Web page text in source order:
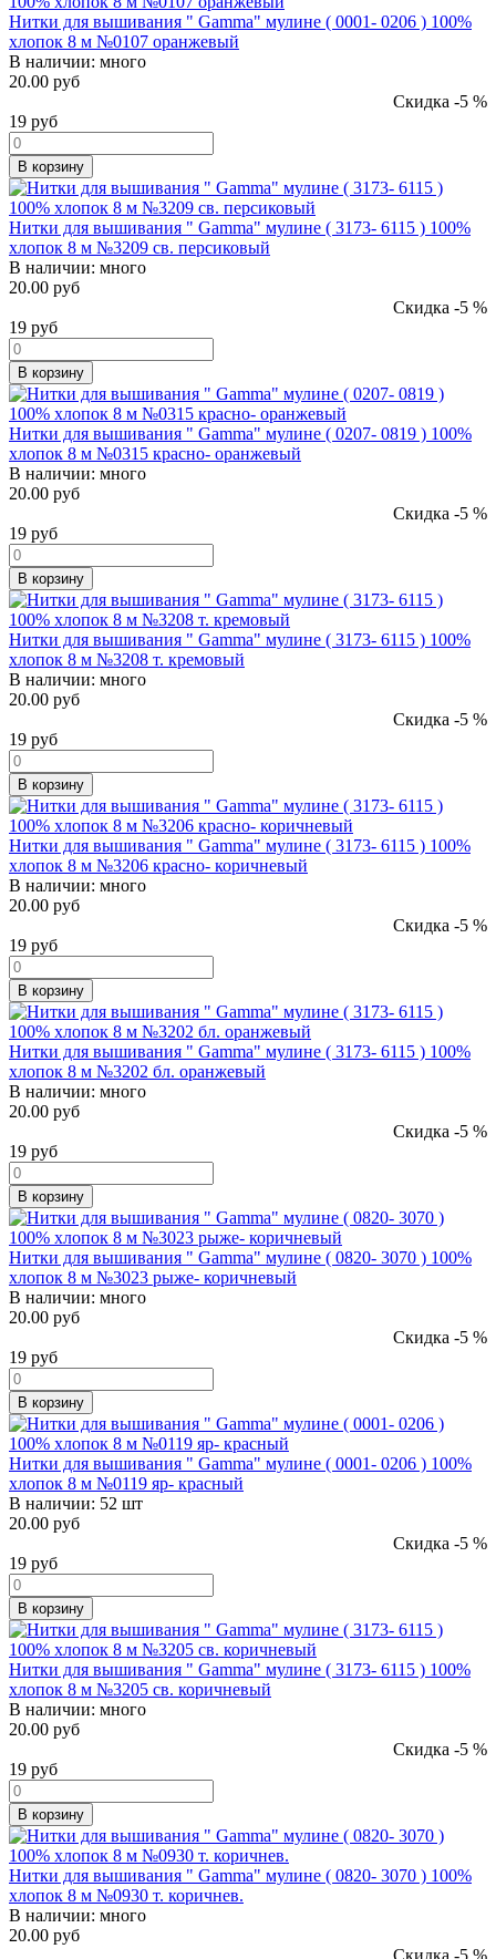
Нитки для вышивания " Gamma" мулине ( 0001- 0206 ) 100%
хлопок 8 м №0107 оранжевый
В наличии: много
20.00 руб
Скидка -5 %
19 руб
В корзину
Нитки для вышивания " Gamma" мулине ( 3173- 6115 ) 100%
хлопок 8 м №3209 св. персиковый
В наличии: много
20.00 руб
Скидка -5 %
19 руб
В корзину
Нитки для вышивания " Gamma" мулине ( 0207- 0819 ) 100%
хлопок 8 м №0315 красно- оранжевый
В наличии: много
20.00 руб
Скидка -5 %
19 руб
В корзину
Нитки для вышивания " Gamma" мулине ( 3173- 6115 ) 100%
хлопок 8 м №3208 т. кремовый
В наличии: много
20.00 руб
Скидка -5 %
19 руб
В корзину
Нитки для вышивания " Gamma" мулине ( 3173- 6115 ) 100%
хлопок 8 м №3206 красно- коричневый
В наличии: много
20.00 руб
Скидка -5 %
19 руб
В корзину
Нитки для вышивания " Gamma" мулине ( 3173- 6115 ) 100%
хлопок 8 м №3202 бл. оранжевый
В наличии: много
20.00 руб
Скидка -5 %
19 руб
В корзину
Нитки для вышивания " Gamma" мулине ( 0820- 3070 ) 100%
хлопок 8 м №3023 рыже- коричневый
В наличии: много
20.00 руб
Скидка -5 %
19 руб
В корзину
Нитки для вышивания " Gamma" мулине ( 0001- 0206 ) 100%
хлопок 8 м №0119 яр- красный
В наличии: 52 шт
20.00 руб
Скидка -5 %
19 руб
В корзину
Нитки для вышивания " Gamma" мулине ( 3173- 6115 ) 100%
хлопок 8 м №3205 св. коричневый
В наличии: много
20.00 руб
Скидка -5 %
19 руб
В корзину
Нитки для вышивания " Gamma" мулине ( 0820- 3070 ) 100%
хлопок 8 м №0930 т. коричнев.
В наличии: много
20.00 руб
Скидка -5 %